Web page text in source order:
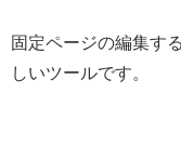
固定ページの編集す
しいツールです。